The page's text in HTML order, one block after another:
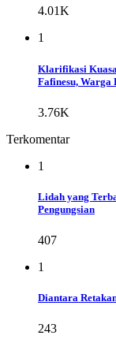
4.01K
1
Klarifikasi
Fafinesu, Warga
3.76K
Terkomentar
1
Lidah yang
Pengungsian
407
1
Diantara
243